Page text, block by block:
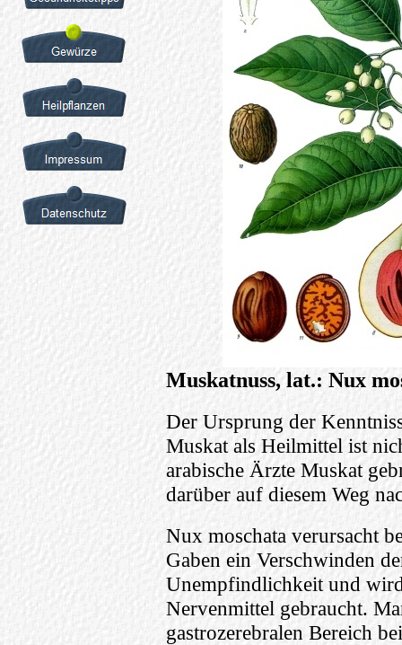
Muskatnuss, lat.: Nux
Der Ursprung der
Muskat als Heilmittel ist
arabische Ärzte Muskat
darüber auf diesem Weg
Nux moschata verursacht
Gaben ein Verschwinden
Unempfindlichkeit und
Nervenmittel gebraucht.
gastrozerebralen Bereich